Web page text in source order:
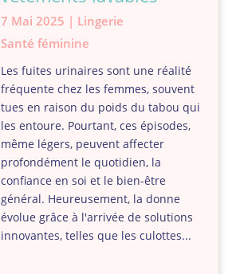
7 Mai 2025 | Lingerie
Santé féminine
Les fuites urinaires sont une réalité
fréquente chez les femmes, souvent
tues en raison du poids du tabou qui
les entoure. Pourtant, ces épisodes,
même légers, peuvent affecter
profondément le quotidien, la
confiance en soi et le bien-être
général. Heureusement, la donne
évolue grâce à l'arrivée de solutions
innovantes, telles que les culottes...